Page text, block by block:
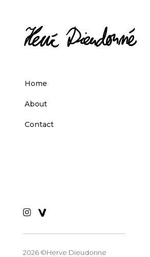
Home
About
Contact
2026 ©Herve Dieudonne